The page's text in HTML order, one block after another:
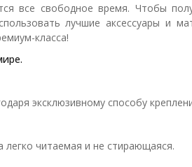
все свободное время. Чтобы
лучшие аксессуары и
класса!
эксклюзивному способу
легко читаемая и не стирающаяся.